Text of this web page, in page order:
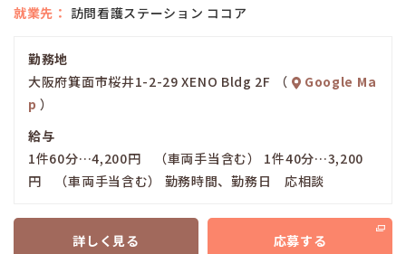
就業先 訪問看護ステーション ココア
勤務地
大阪府箕面市桜井1-2-29 XENO Bldg 2F （
Google Ma
p ）
給与
1件60分…4,200円 （車両手当含む） 1件40分…3,200
円 （車両手当含む） 勤務時間、勤務日 応相談
詳しく見る 応募する